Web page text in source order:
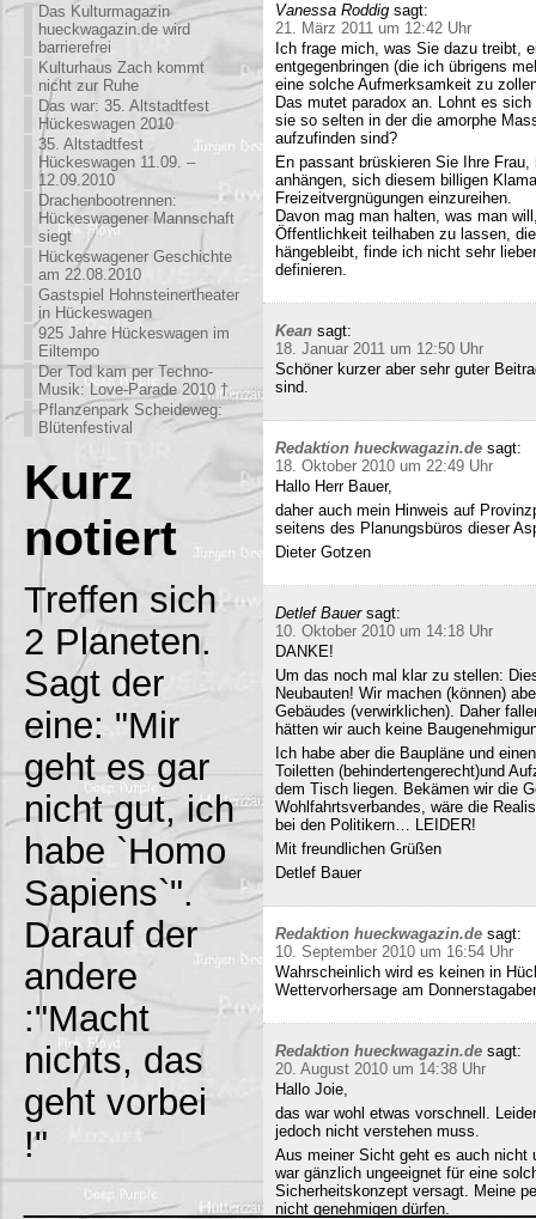
Das Kulturmagazin
hueckwagazin.de wird
barrierefrei
Kulturhaus Zach kommt
nicht zur Ruhe
Das war: 35. Altstadtfest
Hückeswagen 2010
35. Altstadtfest
Hückeswagen 11.09. –
12.09.2010
Drachenbootrennen:
Hückeswagener Mannschaft
siegt
Hückeswagener Geschichte
am 22.08.2010
Gastspiel Hohnsteinertheater
in Hückeswagen
925 Jahre Hückeswagen im
Eiltempo
Der Tod kam per Techno-
Musik: Love-Parade 2010 †
Pflanzenpark Scheideweg:
Blütenfestival
Kurz
notiert
Treffen sich
2 Planeten.
Sagt der
eine: "Mir
geht es gar
nicht gut, ich
habe `Homo
Sapiens`".
Darauf der
andere
:"Macht
nichts, das
geht vorbei
!"
Vanessa Roddig sagt:
21. März 2011 um 12:42 Uhr
Ich frage mich, was Sie dazu treibt,
entgegenbringen (die ich übrigens
eine solche Aufmerksamkeit zu
Das mutet paradox an. Lohnt es
sie so selten in der die amorphe
aufzufinden sind?
En passant brüskieren Sie Ihre
anhängen, sich diesem billigen
Freizeitvergnügungen einzureihen.
Davon mag man halten, was man
Öffentlichkeit teilhaben zu lassen,
hängebleibt, finde ich nicht sehr
definieren.
Kean sagt:
18. Januar 2011 um 12:50 Uhr
Schöner kurzer aber sehr guter
sind.
Redaktion hueckwagazin.de sagt:
18. Oktober 2010 um 22:49 Uhr
Hallo Herr Bauer,
daher auch mein Hinweis auf
seitens des Planungsbüros dieser
Dieter Gotzen
Detlef Bauer sagt:
10. Oktober 2010 um 14:18 Uhr
DANKE!
Um das noch mal klar zu stellen:
Neubauten! Wir machen (können)
Gebäudes (verwirklichen). Daher
hätten wir auch keine
Ich habe aber die Baupläne und
Toiletten (behindertengerecht)und
dem Tisch liegen. Bekämen wir die
Wohlfahrtsverbandes, wäre die
bei den Politikern… LEIDER!
Mit freundlichen Grüßen
Detlef Bauer
Redaktion hueckwagazin.de sagt:
10. September 2010 um 16:54 Uhr
Wahrscheinlich wird es keinen in
Wettervorhersage am
Redaktion hueckwagazin.de sagt:
20. August 2010 um 14:38 Uhr
Hallo Joie,
das war wohl etwas vorschnell.
jedoch nicht verstehen muss.
Aus meiner Sicht geht es auch nicht
war gänzlich ungeeignet für eine
Sicherheitskonzept versagt. Meine
nicht genehmigen dürfen.